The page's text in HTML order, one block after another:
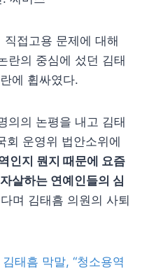
접고용 문제에 대해
란의 중심에 섰던 김태
에 휩싸였다.
의의 논평을 내고 김태
회 운영위 법안소위에
인지 뭔지 때문에 요즘
살하는 연예인들의 심
며 김태흠 의원의 사퇴
태흠 막말, “청소용역